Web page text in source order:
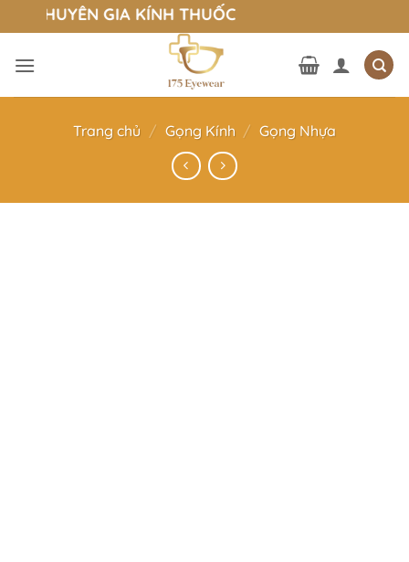
qua
nội
GIA KÍNH THUỐC
Trang chủ / Gọng Kính / Gọng Nhựa